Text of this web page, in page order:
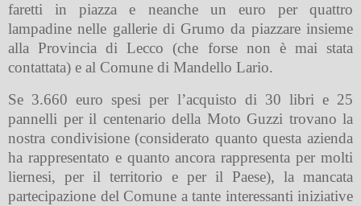
faretti in piazza e neanche un euro per quattro
lampadine nelle gallerie di Grumo da piazzare insieme
alla Provincia di Lecco (che forse non è mai stata
contattata) e al Comune di Mandello Lario.
Se 3.660 euro spesi per l’acquisto di 30 libri e 25
pannelli per il centenario della Moto Guzzi trovano la
nostra condivisione (considerato quanto questa azienda
ha rappresentato e quanto ancora rappresenta per molti
liernesi, per il territorio e per il Paese), la mancata
partecipazione del Comune a tante interessanti iniziative